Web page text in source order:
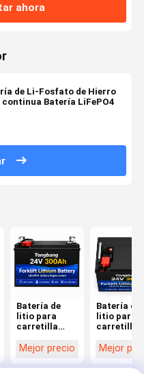
ahora
de Li-Fosfato de Hierro
continua Batería LiFePO4
Batería de
litio para
carretilla
24V y 300Ah
de litio BMS
Mejor precio
Batería de
litio para
carretilla
industrial
para
Mejor